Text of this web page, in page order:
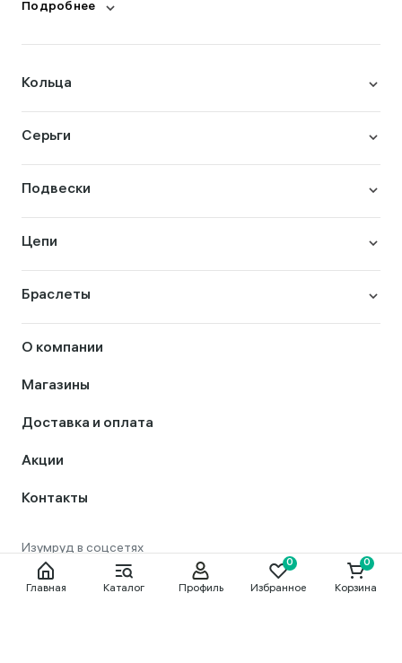
Подробнее
Кольца
Серьги
Подвески
Цепи
Браслеты
О компании
Магазины
Доставка и оплата
Акции
Контакты
Главная Каталог Профиль Избранное Корзина